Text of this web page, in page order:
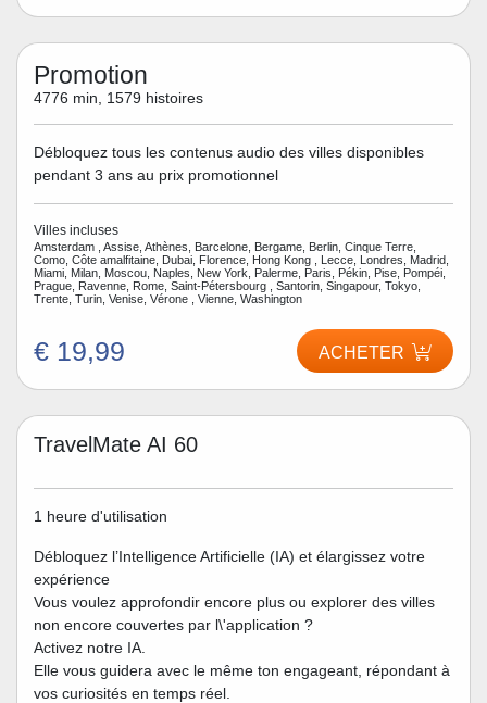
Promotion
4776 min, 1579 histoires
Débloquez tous les contenus audio des villes disponibles
pendant 3 ans au prix promotionnel
Villes incluses
Amsterdam , Assise, Athènes, Barcelone, Bergame, Berlin, Cinque Terre,
Como, Côte amalfitaine, Dubai, Florence, Hong Kong , Lecce, Londres, Madrid,
Miami, Milan, Moscou, Naples, New York, Palerme, Paris, Pékin, Pise, Pompéi,
Prague, Ravenne, Rome, Saint-Pétersbourg , Santorin, Singapour, Tokyo,
Trente, Turin, Venise, Vérone , Vienne, Washington
€ 19,99 ACHETER
TravelMate AI 60
1 heure d'utilisation
Débloquez l’Intelligence Artificielle (IA) et élargissez votre
expérience
Vous voulez approfondir encore plus ou explorer des villes
non encore couvertes par l\'application ?
Activez notre IA.
Elle vous guidera avec le même ton engageant, répondant à
vos curiosités en temps réel.